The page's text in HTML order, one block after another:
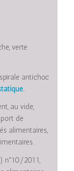
verte
antichoc
au vide,
de
alimentaires,
n°10/2011,